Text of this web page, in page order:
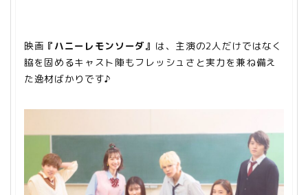
映画 『ハニーレモンソーダ』 は、主演の2人だけではなく
脇を固めるキャスト陣もフレッシュさと実力を兼ね備え
た逸材ばかりです♪